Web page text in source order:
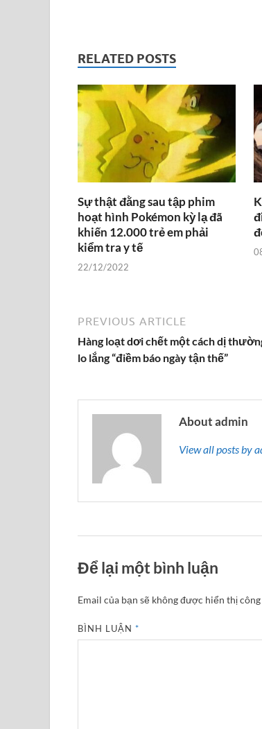
RELATED POSTS
Sự thật đằng sau tập phim
hoạt hình Pokémon kỳ lạ đã
khiến 12.000 trẻ em phải
kiểm tra y tế
22/12/2022
PREVIOUS ARTICLE
Hàng loạt dơi chết một cách dị
lo lắng “điềm báo ngày tận thế”
About admin
View all posts by
Để lại một bình luận
Email của bạn sẽ không được hiển thị
BÌNH LUẬN*